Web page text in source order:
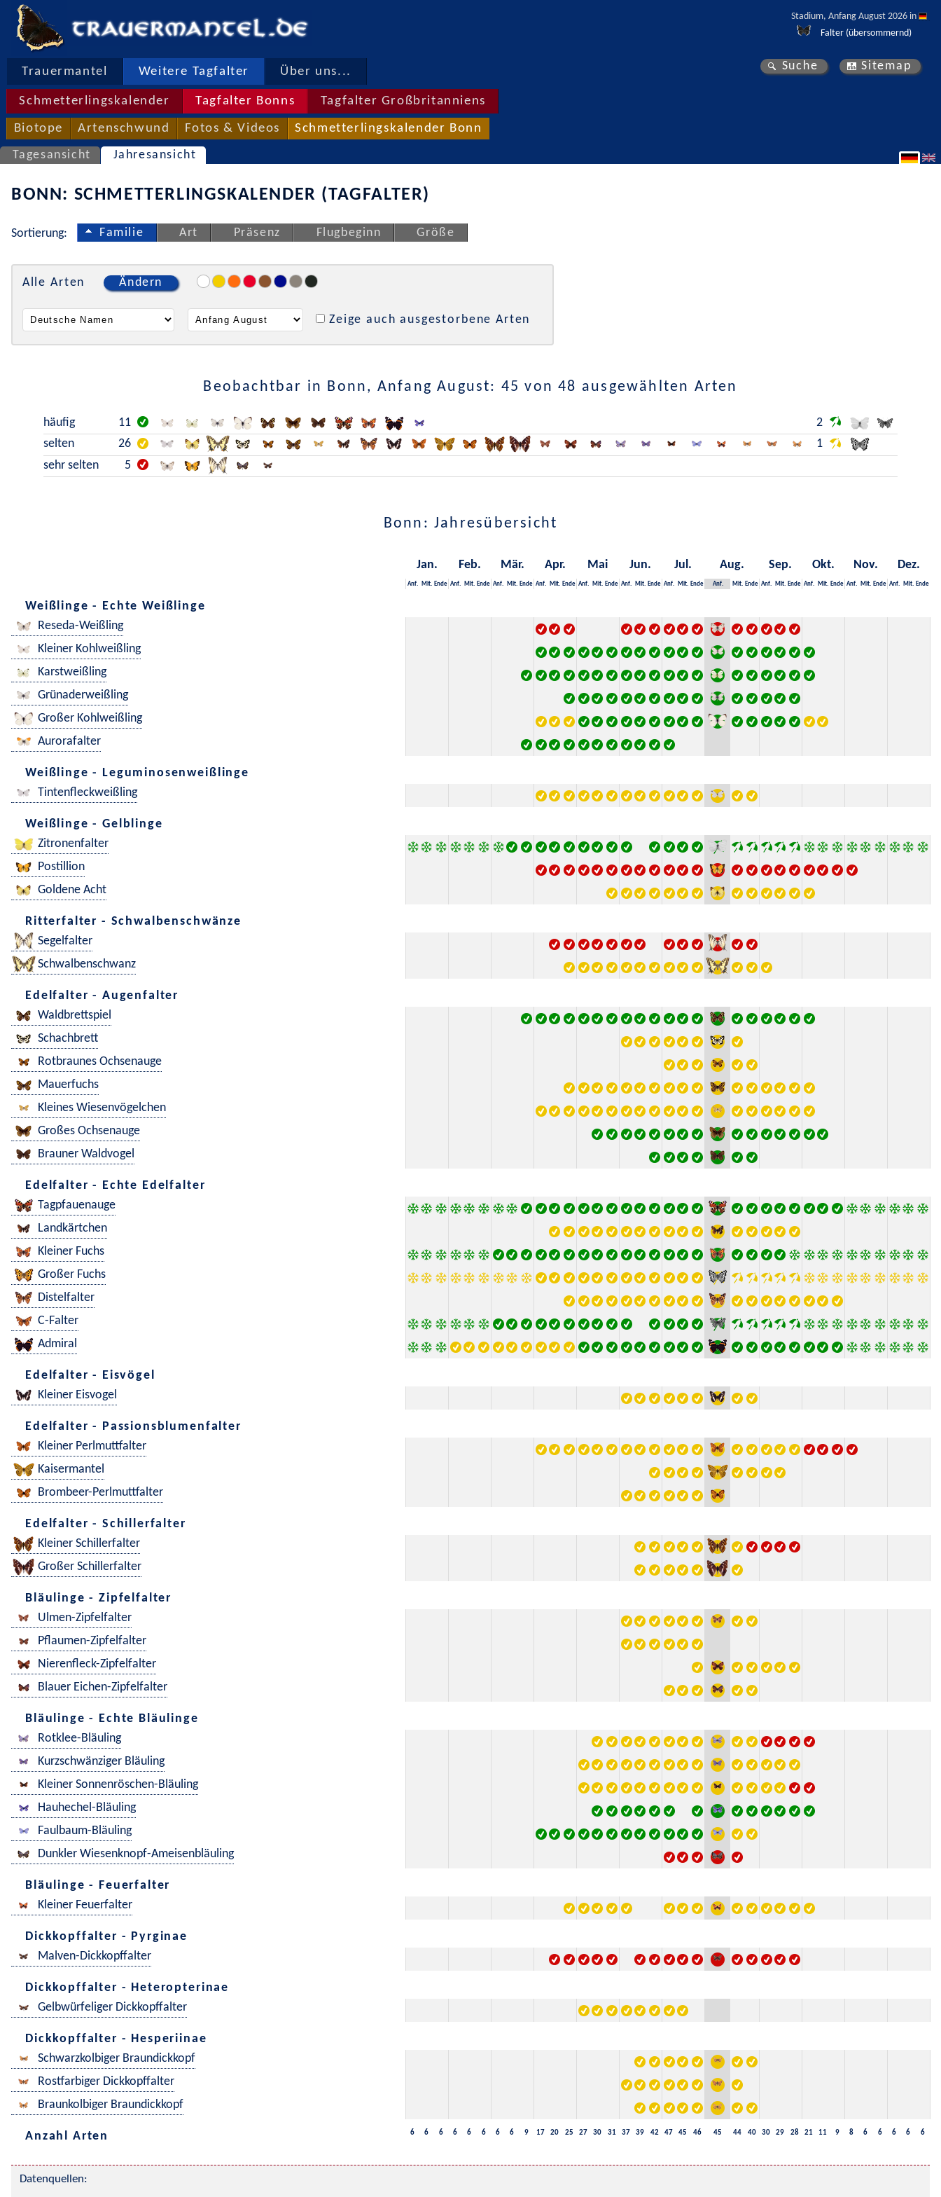
Stadium, Anfang August 2026 in
Falter (übersommernd)
Trauermantel Weitere Tagfalter Über uns...
Schmetterlingskalender Tagfalter Bonns Tagfalter Großbritanniens
Biotope Artenschwund Fotos & Videos Schmetterlingskalender Bonn
Suche Sitemap
Tagesansicht Jahresansicht
BONN: SCHMETTERLINGSKALENDER (TAGFALTER)
Sortierung: Familie Art Präsenz Flugbeginn Größe
Alle Arten Ändern
Zeige auch ausgestorbene Arten
Beobachtbar in Bonn, Anfang August: 45 von 48 ausgewählten Arten
häufig 11
2
selten
26
1
sehr selten
5
Bonn: Jahresübersicht
Jan. Feb. Mär. Apr. Mai Jun. Jul. Aug. Sep. Okt. Nov. Dez.
Anf. Mit. Ende Anf. Mit. Ende Anf. Mit. Ende Anf. Mit. Ende Anf. Mit. Ende Anf. Mit. Ende Anf. Mit. Ende Anf. Mit. Ende Anf. Mit. Ende Anf. Mit. Ende Anf. Mit. Ende Anf. Mit. Ende
Weißlinge - Echte Weißlinge
Reseda-Weißling
Kleiner Kohlweißling
Karstweißling
Grünaderweißling
Großer Kohlweißling
Aurorafalter
Weißlinge - Leguminosenweißlinge
Tintenfleckweißling
Weißlinge - Gelblinge
Zitronenfalter
Postillion
Goldene Acht
Ritterfalter - Schwalbenschwänze
Segelfalter
Schwalbenschwanz
Edelfalter - Augenfalter
Waldbrettspiel
Schachbrett
Rotbraunes Ochsenauge
Mauerfuchs
Kleines Wiesenvögelchen
Großes Ochsenauge
Brauner Waldvogel
Edelfalter - Echte Edelfalter
Tagpfauenauge
Landkärtchen
Kleiner Fuchs
Großer Fuchs
Distelfalter
C-Falter
Admiral
Edelfalter - Eisvögel
Kleiner Eisvogel
Edelfalter - Passionsblumenfalter
Kleiner Perlmuttfalter
Kaisermantel
Brombeer-Perlmuttfalter
Edelfalter - Schillerfalter
Kleiner Schillerfalter
Großer Schillerfalter
Bläulinge - Zipfelfalter
Ulmen-Zipfelfalter
Pflaumen-Zipfelfalter
Nierenfleck-Zipfelfalter
Blauer Eichen-Zipfelfalter
Bläulinge - Echte Bläulinge
Rotklee-Bläuling
Kurzschwänziger Bläuling
Kleiner Sonnenröschen-Bläuling
Hauhechel-Bläuling
Faulbaum-Bläuling
Dunkler Wiesenknopf-Ameisenbläuling
Bläulinge - Feuerfalter
Kleiner Feuerfalter
Dickkopffalter - Pyrginae
Malven-Dickkopffalter
Dickkopffalter - Heteropterinae
Gelbwürfeliger Dickkopffalter
Dickkopffalter - Hesperiinae
Schwarzkolbiger Braundickkopf
Rostfarbiger Dickkopffalter
Braunkolbiger Braundickkopf
Anzahl Arten 6 6 6 6 6 6 6 6 9 17 20 25 27 30 31 37 39 42 47 45 46 45 44 40 30 29 28 21 11 9 8 6 6 6 6 6
Datenquellen: